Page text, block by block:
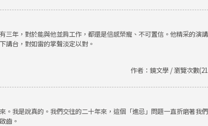
三年，對於能與他並肩工作，都還是倍感榮寵、不可置信。他精采的演
講台，對如雷的掌聲淡定以對。
作者：鏡文學 / 瀏覽次數
。我是說真的。我們交往的二十年來，這個「進忌」問題一直折磨著我
齒。